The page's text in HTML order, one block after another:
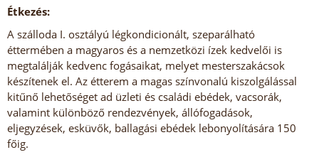
Étkezés:
A szálloda I. osztályú légkondicionált, szeparálható
éttermében a magyaros és a nemzetközi ízek kedvelői is
megtalálják kedvenc fogásaikat, melyet mesterszakácsok
készítenek el. Az étterem a magas színvonalú kiszolgálással
kitűnő lehetőséget ad üzleti és családi ebédek, vacsorák,
valamint különböző rendezvények, állófogadások,
eljegyzések, esküvők, ballagási ebédek lebonyolítására 150
főig.